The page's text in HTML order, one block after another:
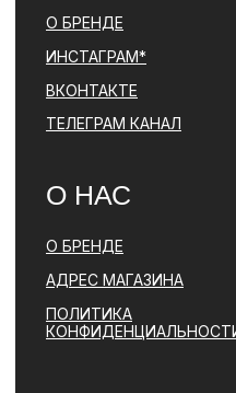
РАЗРАБОТКА САЙТА
ПОЛИТИКА КОНФИДЕНЦИАЛЬНОСТИ
ДОГОВОР ОФЕРТЫ